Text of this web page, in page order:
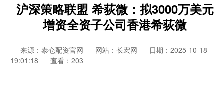
沪深策略联盟 希荻微：拟3000万美元
增资全资子公司香港希荻微
来源：泰仓配资官网 网站：长宏网
日期：2025-10-18
19:01:18
查看：203